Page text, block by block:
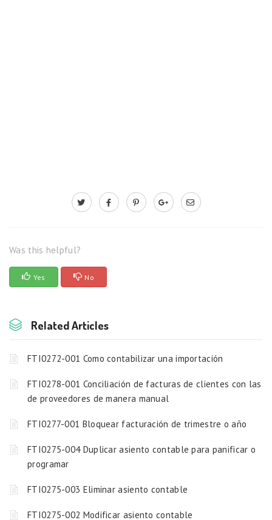
Was this helpful?
Yes No
Related Articles
FTI0272-001 Como contabilizar una importación
FTI0278-001 Conciliación de facturas de clientes con las
de proveedores de manera manual
FTI0277-001 Bloquear facturación de trimestre o año
FTI0275-004 Duplicar asiento contable para panificar o
programar
FTI0275-003 Eliminar asiento contable
FTI0275-002 Modificar asiento contable